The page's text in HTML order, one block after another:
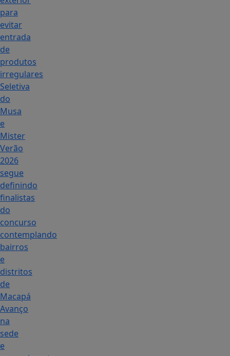
para
evitar
entrada
de
produtos
irregulares
Seletiva
do
Musa
e
Mister
Verão
2026
segue
definindo
finalistas
do
concurso
contemplando
bairros
e
distritos
de
Macapá
Avanço
na
sede
e